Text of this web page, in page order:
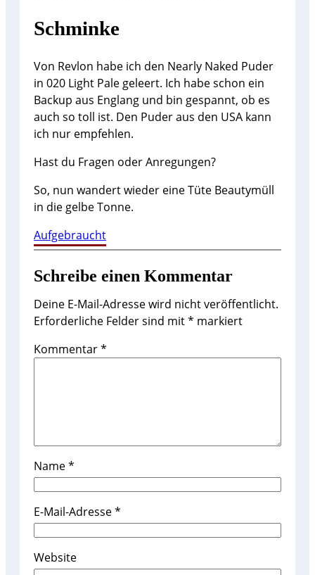
Schminke
Von Revlon habe ich den Nearly Naked Puder
in 020 Light Pale geleert. Ich habe schon ein
Backup aus Englang und bin gespannt, ob es
auch so toll ist. Den Puder aus den USA kann
ich nur empfehlen.
Hast du Fragen oder Anregungen?
So, nun wandert wieder eine Tüte Beautymüll
in die gelbe Tonne.
Aufgebraucht
Schreibe einen Kommentar
Deine E-Mail-Adresse wird nicht veröffentlicht.
Erforderliche Felder sind mit* markiert
Kommentar*
Name*
E-Mail-Adresse*
Website